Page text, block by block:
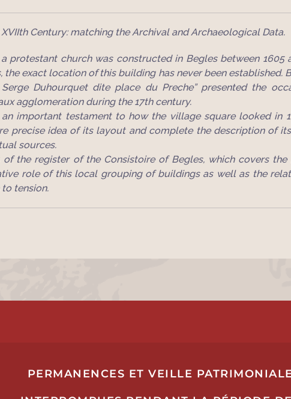
Century: matching the Archival and Archaeological Data.
protestant church was constructed in Begles between 1605
the exact location of this building has never been established.
Duhourquet dite place du Preche” presented the
agglomeration during the 17th century.
important testament to how the village square looked in
precise idea of its layout and complete the description of
sources.
the register of the Consistoire of Begles, which covers
role of this local grouping of buildings as well as the
tension.
PERMANENCES ET VEILLE